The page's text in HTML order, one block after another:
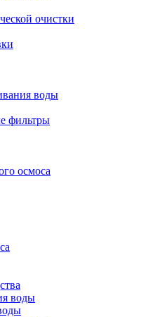
очистки
воды
фильтры
осмоса
воды